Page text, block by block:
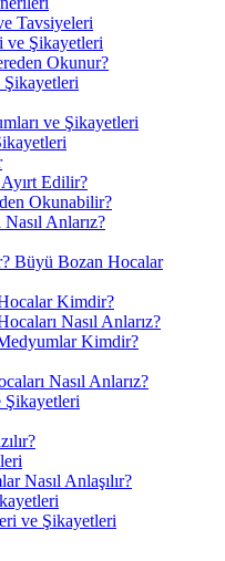
Tavsiyeleri
ve Şikayetleri
Okunur?
ve Şikayetleri
Edilir?
Okunabilir?
Anlarız?
Büyü Bozan Hocalar
Kimdir?
Nasıl Anlarız?
Kimdir?
Nasıl Anlarız?
Şikayetleri
Nasıl Anlaşılır?
ve Şikayetleri